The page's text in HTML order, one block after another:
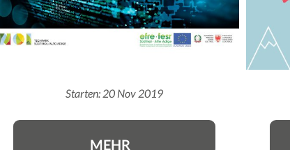
Starten: 20 Nov 2019
MEHR